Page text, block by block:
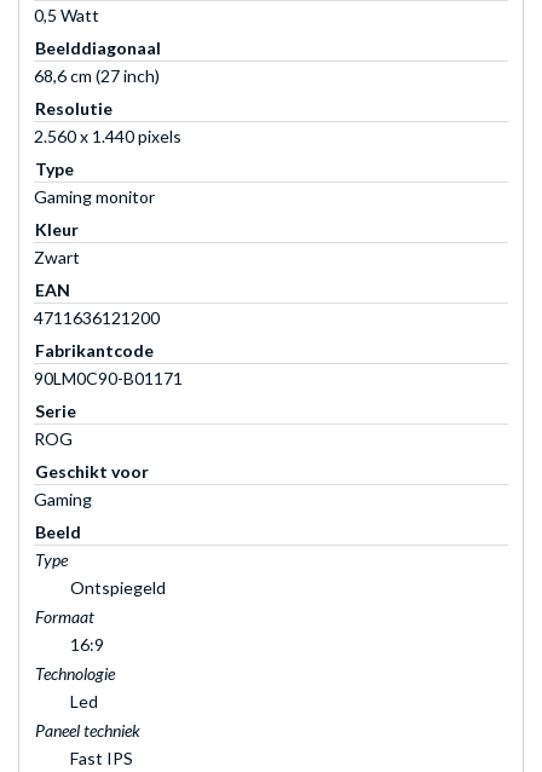
0,5 Watt
Beelddiagonaal
68,6 cm (27 inch)
Resolutie
2.560 x 1.440 pixels
Type
Gaming monitor
Kleur
Zwart
EAN
4711636121200
Fabrikantcode
90LM0C90-B01171
Serie
ROG
Geschikt voor
Gaming
Beeld
Type
Ontspiegeld
Formaat
16:9
Technologie
Led
Paneel techniek
Fast IPS